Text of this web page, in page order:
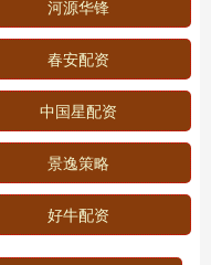
河源华锋
春安配资
中国星配资
景逸策略
好牛配资